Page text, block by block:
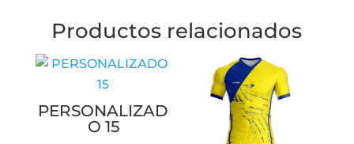
Productos relacionados
PERSONALIZAD
O 15